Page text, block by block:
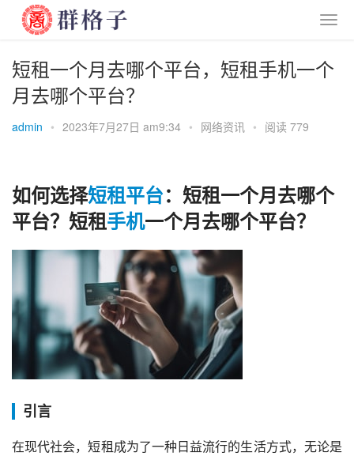
短租一个月去哪个平台，短租手机一个
月去哪个平台？
admin • 2023年7月27日 am9:34 • 网络资讯 • 阅读 779
如何选择短租平台：短租一个月去哪个
平台？短租手机一个月去哪个平台？
引言
在现代社会，短租成为了一种日益流行的生活方式，无论是